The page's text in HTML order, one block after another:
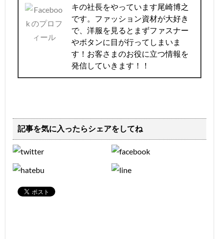
キの社長をやっています尾崎博之
です。ファッション資材が大好き
で、洋服を見るとまずファスナー
やボタンに目が行ってしまいま
す！お客さまのお役に立つ情報を
発信していきます！！
記事を気に入ったらシェアをしてね